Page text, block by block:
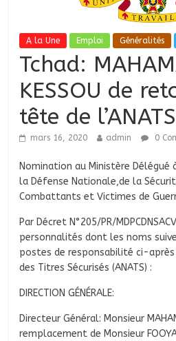
A la Une Emploi Généralités
Tchad:
KESSOU de
tête de
mars 16, 2020 admin 0
Nomination au Ministère Délégué
la Défense Nationale,de la
Combattants et Victimes de
Par Décret N°205/PR/
personnalités dont les noms
postes de responsabilité ci-après
des Titres Sécurisés (ANATS) :
DIRECTION GÉNÉRALE:
Directeur Général: Monsieur
remplacement de Monsieur